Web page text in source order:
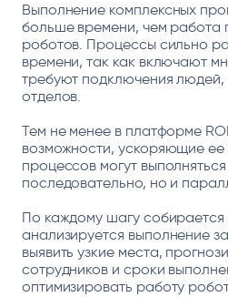
Выполнение комплексных
больше времени, чем работа
роботов. Процессы сильно
времени, так как включают
требуют подключения людей,
отделов.
Тем не менее в платформе
возможности, ускоряющие ее
процессов могут
последовательно, но и
По каждому шагу собирается
анализируется выполнение
выявить узкие места,
сотрудников и сроки
оптимизировать работу